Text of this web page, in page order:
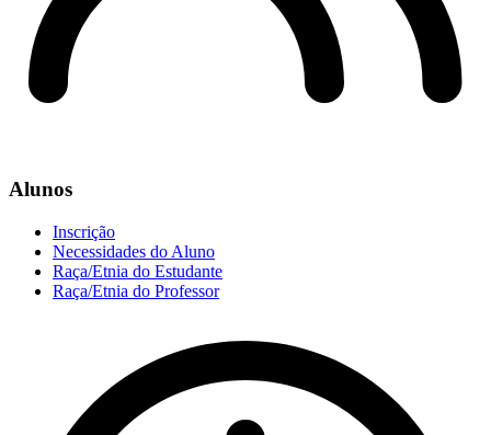
Alunos
Inscrição
Necessidades do Aluno
Raça/Etnia do Estudante
Raça/Etnia do Professor